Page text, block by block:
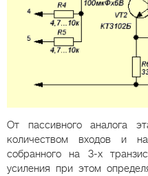
От пассивного аналога
количеством входов и
собранного на 3-х
усиления при этом